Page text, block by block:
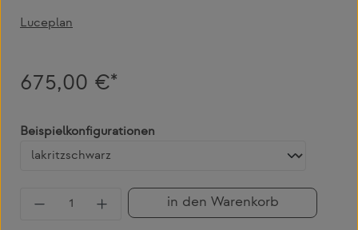
Luceplan
675,00 €*
Beispielkonfigurationen
Produkt Anzahl: Gib den gewünschten
in den Warenkorb